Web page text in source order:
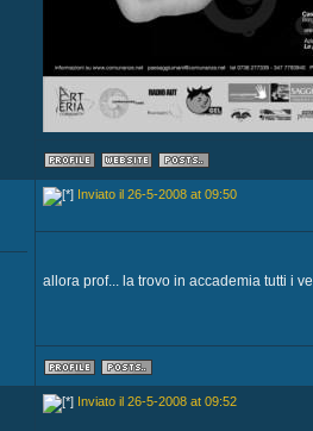
Inviato il 26-5-2008 at 09:50
allora prof... la trovo in accademia tutti i
Inviato il 26-5-2008 at 09:52